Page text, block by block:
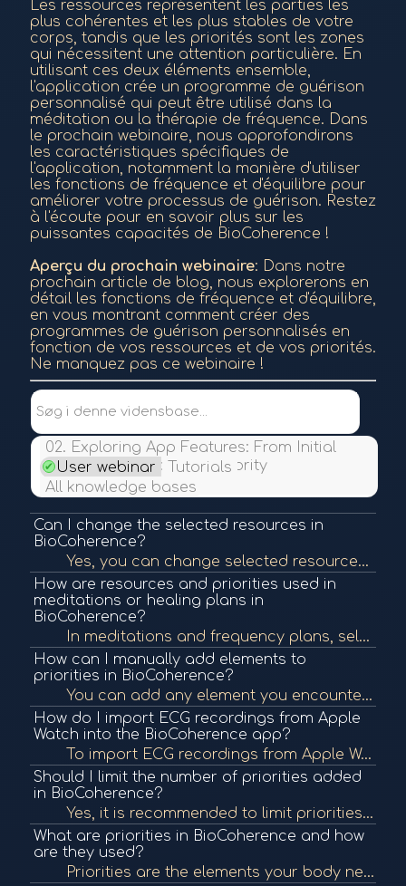
Les ressources représentent les parties les
plus cohérentes et les plus stables de votre
corps, tandis que les priorités sont les zones
qui nécessitent une attention particulière. En
utilisant ces deux éléments ensemble,
l'application crée un programme de guérison
personnalisé qui peut être utilisé dans la
méditation ou la thérapie de fréquence. Dans
le prochain webinaire, nous approfondirons
les caractéristiques spécifiques de
l'application, notamment la manière d'utiliser
les fonctions de fréquence et d'équilibre pour
améliorer votre processus de guérison. Restez
à l'écoute pour en savoir plus sur les
puissantes capacités de BioCoherence !
Aperçu du prochain webinaire: Dans notre
prochain article de blog, nous explorerons en
détail les fonctions de fréquence et d'équilibre,
en vous montrant comment créer des
programmes de guérison personnalisés en
fonction de vos ressources et de vos priorités.
Ne manquez pas ce webinaire !
Søg i denne vidensbase...
02. Exploring App Features: From Initial
Scan to Resource and Priority
Interpretation
User webinar
Tutorials
All knowledge bases
Can I change the selected resources in
BioCoherence?
Yes, you can change selected resources if the automatically selected ones don't resonate with you. Simply click and choose another organ, atom, or other element to use as a resource. This selection will be used in meditations or frequency programs.
How are resources and priorities used in
meditations or healing plans in
BioCoherence?
In meditations and frequency plans, selected resources are activated first to provide energetic support. Then the app proceeds through your selected priorities in a guided healing sequence, using spoken word or frequencies to align the targeted biomarker...
How can I manually add elements to
priorities in BioCoherence?
You can add any element you encounter in the app to priorities by clicking on the flower icon and selecting "Add to priorities." This can be done from any screen (e.g., organs, emotions). You can manage and remove entries later from the priorities screen...
How do I import ECG recordings from Apple
Watch into the BioCoherence app?
To import ECG recordings from Apple Watch, go to "See all analysis", scroll to the bottom, and click "Import". The app will ask for authorization to access Apple Health data. After authorization, you will see Apple Watch recordings, but only from the cur...
Should I limit the number of priorities added
in BioCoherence?
Yes, it is recommended to limit priorities to about 15–20 to avoid information overload in your meditations and programs. After selecting, return to the priorities page to refine and remove any that aren't necessary to keep your session focused.
What are priorities in BioCoherence and how
are they used?
Priorities are the elements your body needs to focus on for healing, automatically selected by the app. They are used in building frequency programs and balance meditations. You can explore and add/remove priorities across all biomarker categories.